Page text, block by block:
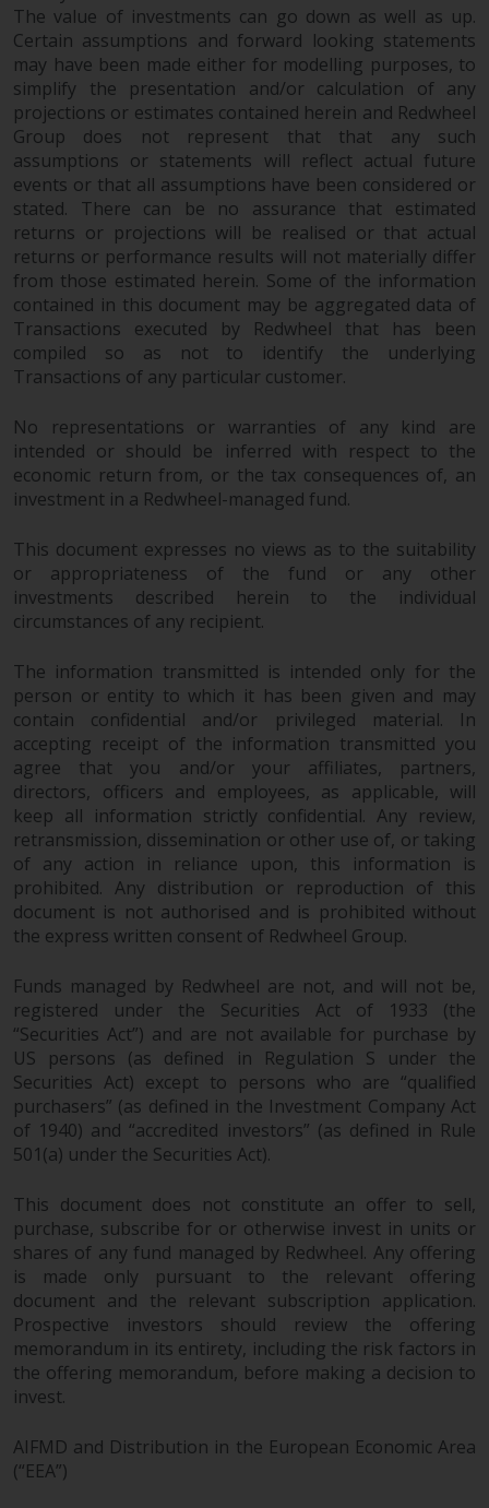
Die Informationen auf den
folgenden Seiten beziehen sich
auf ausländische Organismen für
kollektive Kapitalanlagen, die von
RWC Asset Management LLP oder
einem ihrer verbundenen
Unternehmen verwaltet werden
(die „von Redwheel verwalteten
Fonds“). Einige der von Redwheel
verwalteten Fonds, auf die auf
dieser Website verwiesen wird,
wurden nicht von der
Eidgenössischen
Finanzmarktaufsicht („FINMA“)
zugelassen und Anleger genießen
daher nicht den vollen
Anlegerschutz nach dem
Bundesgesetz über die
kollektiven Kapitalanlagen von 23.
durch die FINMA. Redwheel-
verwaltete Fonds, die nicht von
der FINMA bewilligt wurden,
dürfen in der Schweiz nur
von Artikel 10 Absatz 1
angeboten werden. 3 und Abs.
3ter KAG („Qualifizierte Anleger“).
Der Vertreter der von Redwheel
verwalteten Fonds in der Schweiz
ist FIRST INDEPENDENT FUND
SERVICES LTD, Feldeggstrasse 12,
CH-8008 Zürich. Zahlstelle der von
Redwheel verwalteten Fonds in
der Schweiz ist die Helvetische
8008 Zürich. Der
Verkaufsprospekt oder ein
gleichwertiges Dokument der von
Redwheel verwalteten Fonds, die
Gründungsdokumente, die
Jahresberichte und, sofern von
den jeweiligen von Redwheel
Halbjahresberichte und/oder das
Basisinformationsblatt (PRIIPs
KID) sind kostenlos erhältlich vom
Vertreter in der Schweiz. In Bezug
auf die qualifizierten Anlegern in
der Schweiz angebotenen Aktien
ist der Erfüllungsort der
eingetragene Sitz des Schweizer
Sitz des Schweizer Vertreters
The value of investments can go down as well as up.
Certain assumptions and forward looking statements
may have been made either for modelling purposes, to
simplify the presentation and/or calculation of any
projections or estimates contained herein and Redwheel
Group does not represent that that any such
assumptions or statements will reflect actual future
events or that all assumptions have been considered or
stated. There can be no assurance that estimated
returns or projections will be realised or that actual
returns or performance results will not materially differ
from those estimated herein. Some of the information
contained in this document may be aggregated data of
Transactions executed by Redwheel that has been
compiled so as not to identify the underlying
Transactions of any particular customer.
No representations or warranties of any kind are
intended or should be inferred with respect to the
economic return from, or the tax consequences of, an
investment in a Redwheel-managed fund.
This document expresses no views as to the suitability
or appropriateness of the fund or any other
investments described herein to the individual
circumstances of any recipient.
The information transmitted is intended only for the
person or entity to which it has been given and may
contain confidential and/or privileged material. In
accepting receipt of the information transmitted you
agree that you and/or your affiliates, partners,
directors, officers and employees, as applicable, will
keep all information strictly confidential. Any review,
retransmission, dissemination or other use of, or taking
of any action in reliance upon, this information is
prohibited. Any distribution or reproduction of this
document is not authorised and is prohibited without
the express written consent of Redwheel Group.
Funds managed by Redwheel are not, and will not be,
registered under the Securities Act of 1933 (the
“Securities Act”) and are not available for purchase by
US persons (as defined in Regulation S under the
Securities Act) except to persons who are “qualified
purchasers” (as defined in the Investment Company Act
of 1940) and “accredited investors” (as defined in Rule
501(a) under the Securities Act).
This document does not constitute an offer to sell,
purchase, subscribe for or otherwise invest in units or
shares of any fund managed by Redwheel. Any offering
is made only pursuant to the relevant offering
document and the relevant subscription application.
Prospective investors should review the offering
memorandum in its entirety, including the risk factors in
the offering memorandum, before making a decision to
invest.
AIFMD and Distribution in the European Economic Area
(“EEA”)